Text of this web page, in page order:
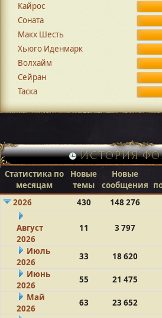
Кайрос
Соната
Макх Шесть
Хьюго Иденмарк
Волхайм
Сейран
Таска
ИСТОРИЯ
Статистика по
месяцам
Новые
темы
Новые
сообщения
2026
430 148 276
Август
2026
11 3 797
Июль
2026
33 18 620
Июнь
2026
55 21 475
Май
2026
63 23 652